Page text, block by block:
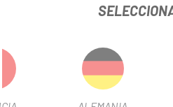
la parte delantera del sillín
proporciona mayor apoyo